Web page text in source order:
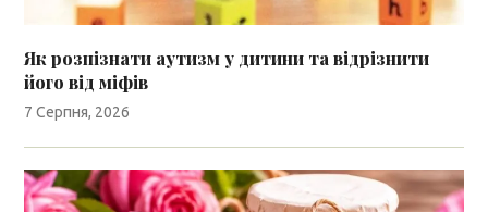
Як розпізнати аутизм у дитини та відрізнити
його від міфів
7 Серпня, 2026